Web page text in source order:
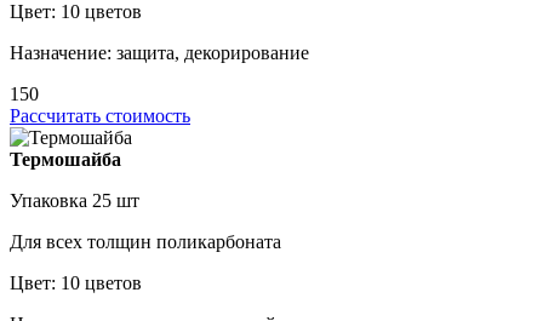
Цвет: 10 цветов
Назначение: защита, декорирование
150
Рассчитать стоимость
Термошайба
Упаковка 25 шт
Для всех толщин поликарбоната
Цвет: 10 цветов